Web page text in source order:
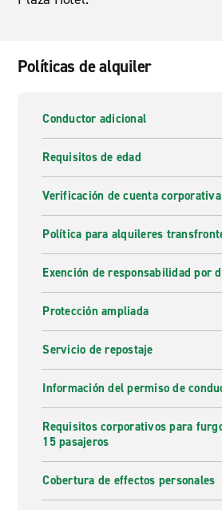
Políticas de alquiler
Conductor adicional
Requisitos de edad
Verificación de cuenta corporativa
Política para alquileres
Exención de responsabilidad por
Protección ampliada
Servicio de repostaje
Información del permiso de
Requisitos corporativos para
15 pasajeros
Cobertura de effectos personales